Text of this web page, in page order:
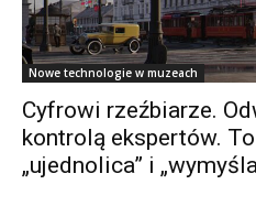
Nowe technologie w muzeach
Cyfrowi rzeźbiarze.
kontrolą ekspertów.
„ujednolica” i